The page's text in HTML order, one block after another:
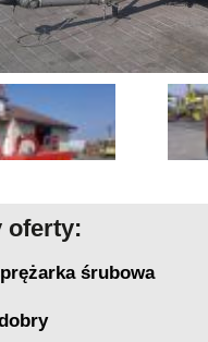
oferty:
śrubowa